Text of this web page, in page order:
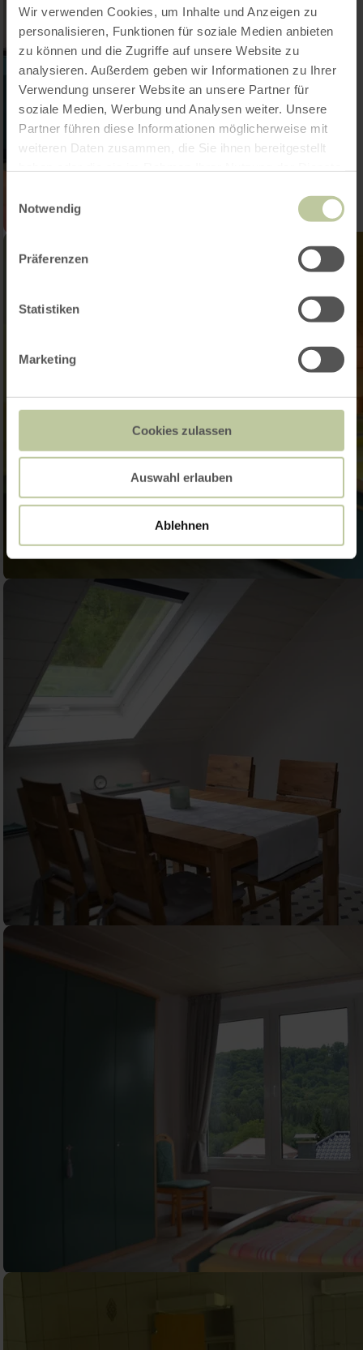
Wir verwenden Cookies, um Inhalte und Anzeigen zu
personalisieren, Funktionen für soziale Medien anbieten
zu können und die Zugriffe auf unsere Website zu
analysieren. Außerdem geben wir Informationen zu Ihrer
Verwendung unserer Website an unsere Partner für
soziale Medien, Werbung und Analysen weiter. Unsere
Partner führen diese Informationen möglicherweise mit
weiteren Daten zusammen, die Sie ihnen bereitgestellt
Notwendig
Präferenzen
Statistiken
Marketing
Cookies zulassen
Auswahl erlauben
Ablehnen